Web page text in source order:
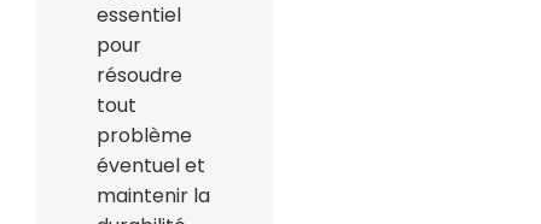
essentiel
pour
résoudre
tout
problème
éventuel et
maintenir la